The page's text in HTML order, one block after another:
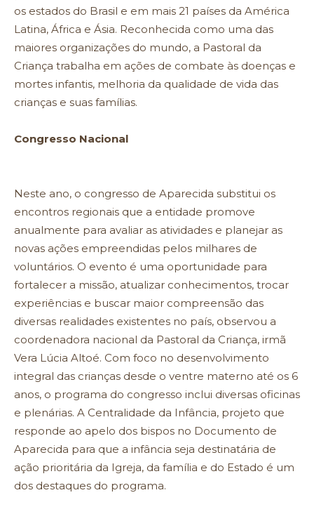
os estados do Brasil e em mais 21 países da América
Latina, África e Ásia. Reconhecida como uma das
maiores organizações do mundo, a Pastoral da
Criança trabalha em ações de combate às doenças e
mortes infantis, melhoria da qualidade de vida das
crianças e suas famílias.
Congresso Nacional
Neste ano, o congresso de Aparecida substitui os
encontros regionais que a entidade promove
anualmente para avaliar as atividades e planejar as
novas ações empreendidas pelos milhares de
voluntários. O evento é uma oportunidade para
fortalecer a missão, atualizar conhecimentos, trocar
experiências e buscar maior compreensão das
diversas realidades existentes no país, observou a
coordenadora nacional da Pastoral da Criança, irmã
Vera Lúcia Altoé. Com foco no desenvolvimento
integral das crianças desde o ventre materno até os 6
anos, o programa do congresso inclui diversas oficinas
e plenárias. A Centralidade da Infância, projeto que
responde ao apelo dos bispos no Documento de
Aparecida para que a infância seja destinatária de
ação prioritária da Igreja, da família e do Estado é um
dos destaques do programa.